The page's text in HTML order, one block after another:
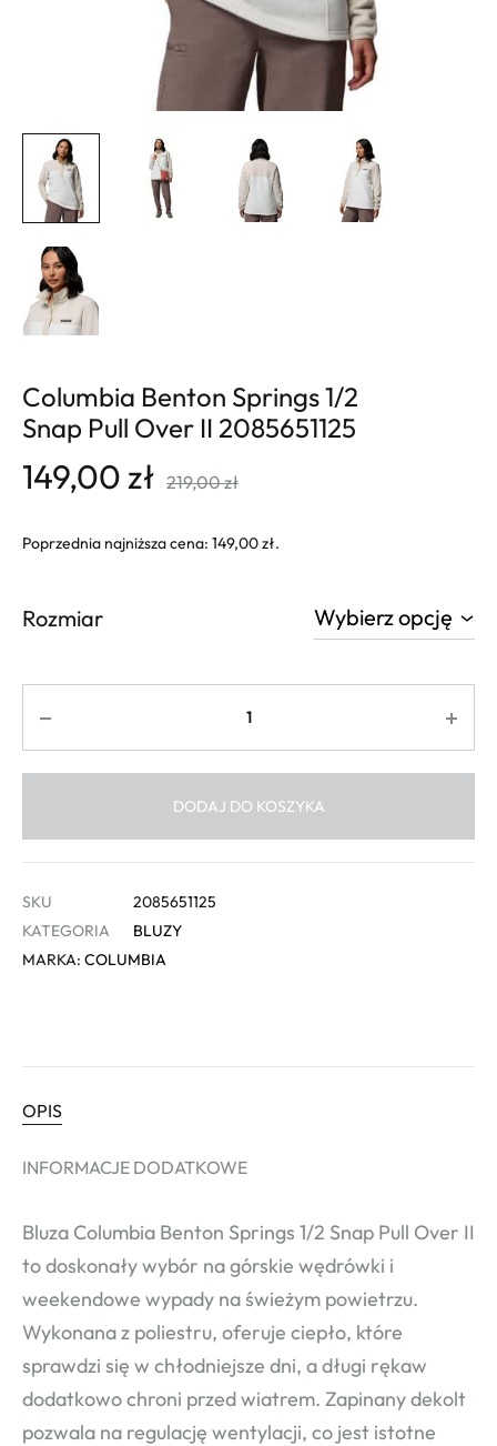
Columbia Benton Springs 1/2
Snap Pull Over II 2085651125
149,00zł 219,00zł
Poprzednia najniższa cena: 149,00zł.
Rozmiar
DODAJ DO KOSZYKA
SKU
2085651125
KATEGORIA
BLUZY
MARKA: COLUMBIA
OPIS
INFORMACJE DODATKOWE
Bluza Columbia Benton Springs 1/2 Snap Pull Over II
to doskonały wybór na górskie wędrówki i
weekendowe wypady na świeżym powietrzu.
Wykonana z poliestru, oferuje ciepło, które
sprawdzi się w chłodniejsze dni, a długi rękaw
dodatkowo chroni przed wiatrem. Zapinany dekolt
pozwala na regulację wentylacji, co jest istotne